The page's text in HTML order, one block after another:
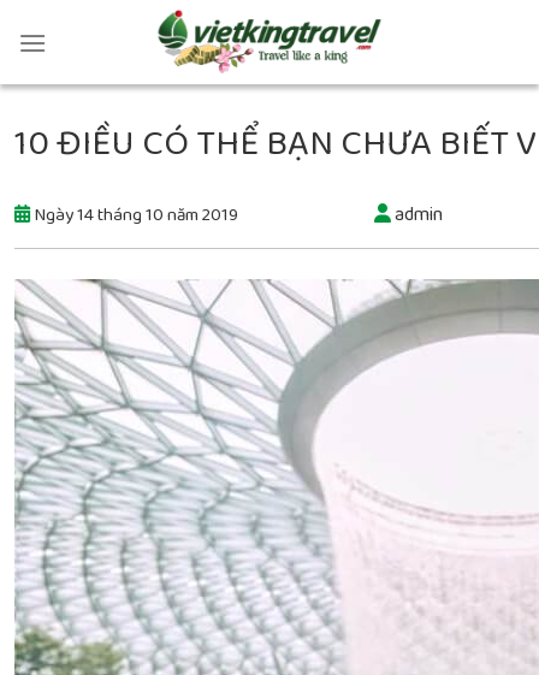
10 ĐIỀU CÓ THỂ BẠN CHƯA BIẾT
Ngày 14 tháng 10 năm 2019 admin